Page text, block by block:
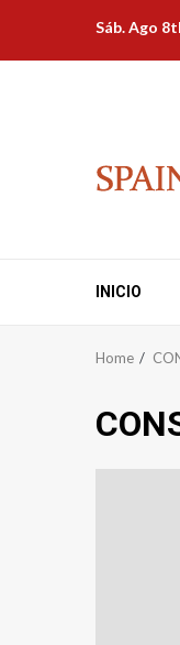
content
Sáb. Ago
INICIO
Home